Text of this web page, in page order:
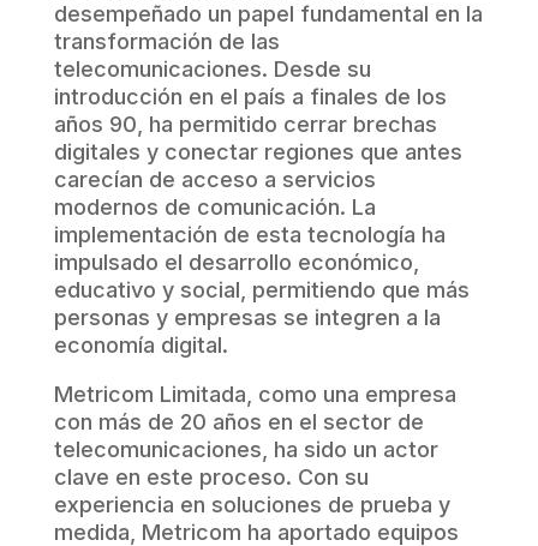
desempeñado un papel fundamental en la
transformación de las
telecomunicaciones. Desde su
introducción en el país a finales de los
años 90, ha permitido cerrar brechas
digitales y conectar regiones que antes
carecían de acceso a servicios
modernos de comunicación. La
implementación de esta tecnología ha
impulsado el desarrollo económico,
educativo y social, permitiendo que más
personas y empresas se integren a la
economía digital.
Metricom Limitada, como una empresa
con más de 20 años en el sector de
telecomunicaciones, ha sido un actor
clave en este proceso. Con su
experiencia en soluciones de prueba y
medida, Metricom ha aportado equipos